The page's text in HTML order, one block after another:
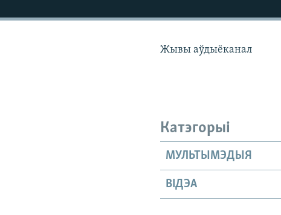
КАЛЯНДАР
НА ХВАЛЯХ СВАБОДЫ
Жывы аўдыёканал
Катэгорыі
МУЛЬТЫМЭДЫЯ
ВІДЭА